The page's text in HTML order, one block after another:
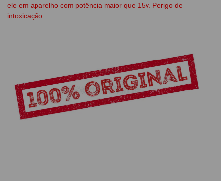
ele em aparelho com potência maior que 15v. Perigo de
intoxicação.